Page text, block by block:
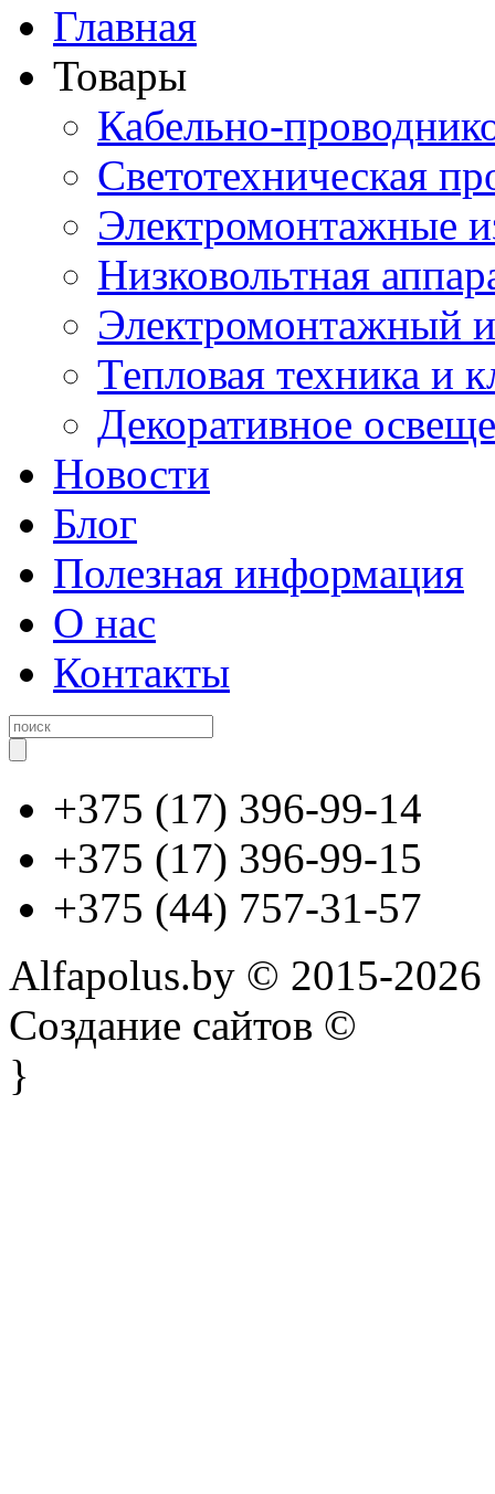
Главная
Товары
Кабельно-
Светотехническая
Электромонтажные
Низковольтная
Электромонтажный
Тепловая техника и
Декоративное
Новости
Блог
Полезная информация
О нас
Контакты
+375 (17) 396-99-14
+375 (17) 396-99-15
+375 (44) 757-31-57
Alfapolus.by © 2015-2026
Создание сайтов ©
}